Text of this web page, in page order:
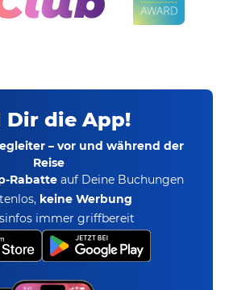
Dir die App!
– vor und während der
Reise
Rabatte auf Deine Buchungen
keine Werbung
immer griffbereit